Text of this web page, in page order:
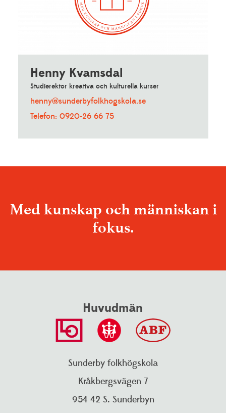
Talande webb Translate
Henny Kvamsdal
Studierektor kreativa och kulturella kurser
henny@sunderbyfolkhogskola.se
Telefon: 0920-26 66 75
Med kunskap och människan i
fokus.
Huvudmän
Sunderby folkhögskola
Kråkbergsvägen 7
954 42 S. Sunderbyn